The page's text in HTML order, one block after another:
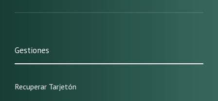
Gestiones
Recuperar Tarjetón